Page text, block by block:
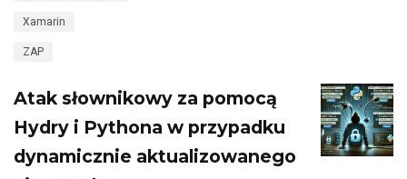
Xamarin
ZAP
Atak słownikowy za pomocą
Hydry i Pythona w przypadku
dynamicznie aktualizowanego